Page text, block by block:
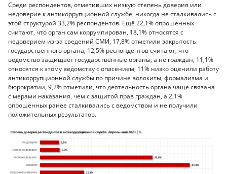
Среди респондентов, отметивших низкую степень доверия или
недоверие к антикоррупционной службе, никогда не сталкивались с
этой структурой 33,2% респондентов. Ещё 22,1% опрошенных
считают, что орган сам коррумпирован, 18,1% относятся с
недоверием из-за сведений СМИ, 17,8% отметили закрытость
государственного органа, 12,5% респондентов считают, что
ведомство защищает государственные органы, а не граждан, 11,1%
относятся к этому ведомству с опасением, 11% низко оценили работу
антикоррупционной службы по причине волокиты, формализма и
бюрократии, 9,2% отметили, что деятельность органа чаще связана
с мерами наказания, чем с защитой прав граждан, а 2,1%
опрошенных ранее сталкивались с ведомством и не получили
положительных результатов.